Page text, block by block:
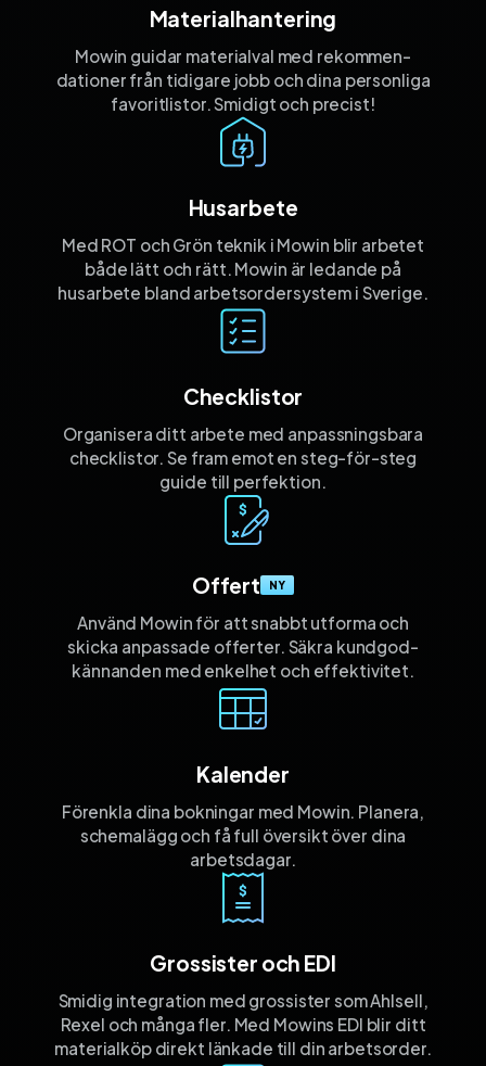
Materialhantering
Mowin guidar materialval med rekommen­
dationer från tidigare jobb och dina personliga
favorit­listor. Smidigt och precist!
Husarbete
Med ROT och Grön teknik i Mowin blir arbetet
både lätt och rätt. Mowin är ledande på
husarbete bland arbetsordersystem i Sverige.
Checklistor
Organisera ditt arbete med anpassnings­bara
checklistor. Se fram emot en steg-för-steg
guide till perfektion.
Offert NY
Använd Mowin för att snabbt utforma och
skicka anpassade offerter. Säkra kund­god­
kännanden med enkelhet och effektivitet.
Kalender
Förenkla dina bokningar med Mowin. Planera,
schemalägg och få full översikt över dina
arbetsdagar.
Grossister och EDI
Smidig integration med grossister som Ahlsell,
Rexel och många fler. Med Mowins EDI blir ditt
materialköp direkt länkade till din arbetsorder.